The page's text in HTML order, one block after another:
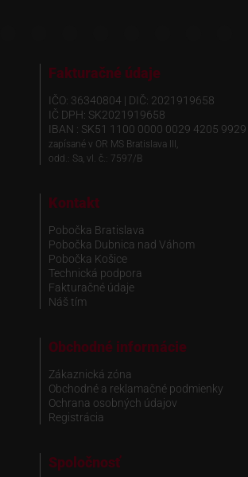
Fakturačné údaje
IČO: 36340804 | DIČ: 2021919658
IČ DPH: SK2021919658
IBAN : SK51 1100 0000 0029 4205 9929
zapísané v OR MS Bratislava III,
odd.: Sa, vl. č.: 7597/B
Kontakt
Pobočka Bratislava
Pobočka Dubnica nad Váhom
Pobočka Košice
Technická podpora
Fakturačné údaje
Náš tím
Obchodné informácie
Zákaznická zóna
Obchodné a reklamačné podmienky
Ochrana osobných údajov
Registrácia
Spoločnosť